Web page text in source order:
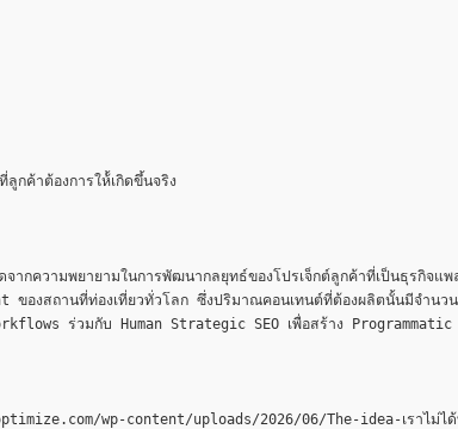
กค้าต้องการให้้เกิดขึ้นจริง
ามพยายามในการพัฒนากลยุทธ์ของโปรเจ็กต์ลูกค้าที่เป็นธุรกิจแพล
ถานที่ท่องเที่ยวทั่วโลก ซึ่งปริมาณคอนเทนต์ที่ต้องผลิตนั้นมีจำนวนที่
ร่วมกับ Human Strategic SEO เพื่อสร้าง Programmatic
wp-content/uploads/2026/06/The-idea-เราไม่ได้ท